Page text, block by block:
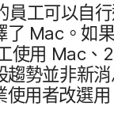
員工​可以​自
了 Mac。​如
使用 Mac、
趨勢​並​非​新​消
使用​者​改選​用